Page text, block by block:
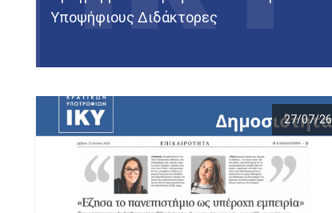
Υποψήφιους Διδάκτορες
27/07/26